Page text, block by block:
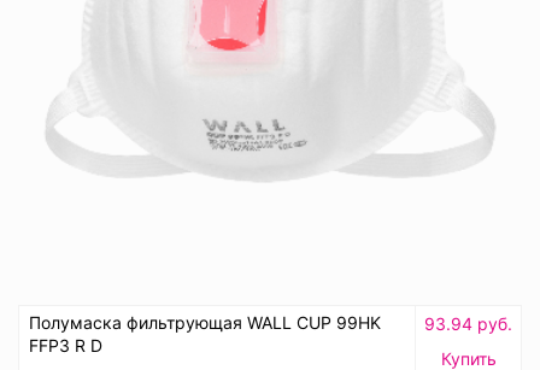
Полумаска фильтрующая WALL CUP 99HK
FFP3 R D
93.94 руб.
Купить